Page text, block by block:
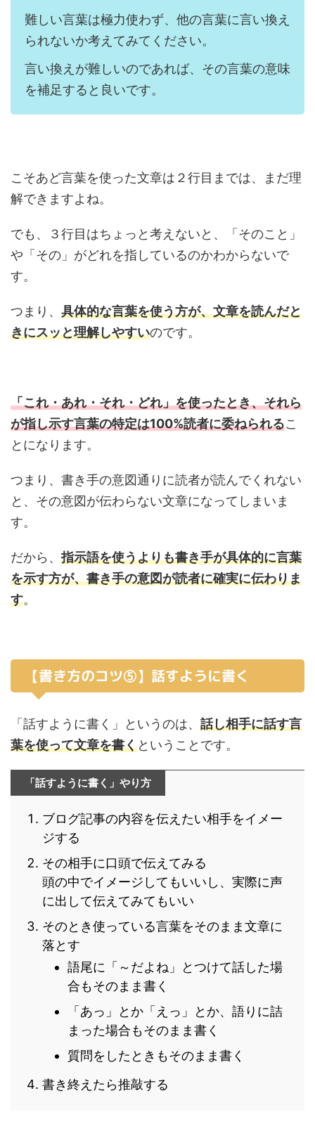
難しい言葉は極力使わず、他の言葉に言い換え
られないか考えてみてください。
言い換えが難しいのであれば、その言葉の意味
を補足すると良いです。
こそあど言葉を使った文章は２行目までは、まだ理
解できますよね。
でも、３行目はちょっと考えないと、「そのこと」
や「その」がどれを指しているのかわからないで
す。
つまり、 具体的な言葉を使う方が、文章を読んだと
きにスッと理解しやすいのです。
「これ・あれ・それ・どれ」を使ったとき、それら
が指し示す言葉の特定は100%読者に委ねられるこ
とになります。
つまり、書き手の意図通りに読者が読んでくれない
と、その意図が伝わらない文章になってしまいま
す。
だから、指示語を使うよりも書き手が具体的に言葉
を示す方が、書き手の意図が読者に確実に伝わりま
す。
【書き方のコツ⑤】話すように書く
「話すように書く」というのは、 話し相手に話す言
葉を使って文章を書くということです。
「話すように書く」やり方
ブログ記事の内容を伝えたい相手をイメー
ジする
その相手に口頭で伝えてみる
頭の中でイメージしてもいいし、実際に声
に出して伝えてみてもいい
そのとき使っている言葉をそのまま文章に
落とす
語尾に「～だよね」とつけて話した場
合もそのまま書く
「あっ」とか「えっ」とか、語りに詰
まった場合もそのまま書く
質問をしたときもそのまま書く
書き終えたら推敲する